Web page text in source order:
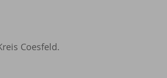
Coesfeld.